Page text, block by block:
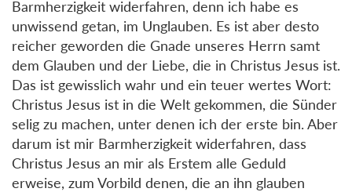
Barmherzigkeit widerfahren, denn ich habe es
unwissend getan, im Unglauben. Es ist aber desto
reicher geworden die Gnade unseres Herrn samt
dem Glauben und der Liebe, die in Christus Jesus ist.
Das ist gewisslich wahr und ein teuer wertes Wort:
Christus Jesus ist in die Welt gekommen, die Sünder
selig zu machen, unter denen ich der erste bin. Aber
darum ist mir Barmherzigkeit widerfahren, dass
Christus Jesus an mir als Erstem alle Geduld
erweise, zum Vorbild denen, die an ihn glauben